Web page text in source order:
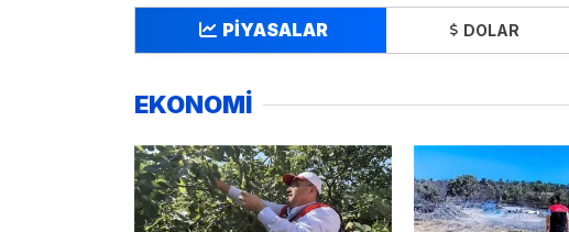
PİYASALAR DOLAR
EKONOMİ